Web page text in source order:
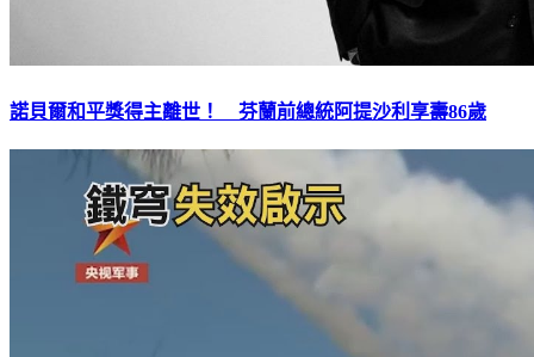
諾貝爾和平獎得主離世！ 芬蘭前總統阿提沙利享壽86歲